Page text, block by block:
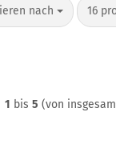
nach
nach 16
pro
1 bis 5 (von